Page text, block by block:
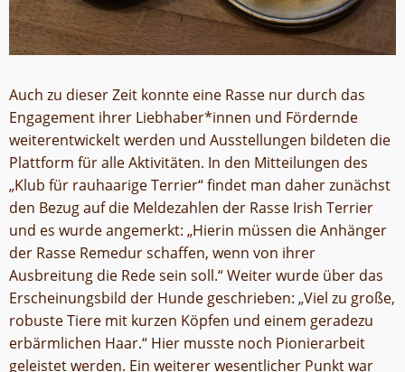
Auch zu dieser Zeit konnte eine Rasse nur durch das
Engagement ihrer Liebhaber*innen und Fördernde
weiterentwickelt werden und Ausstellungen bildeten die
Plattform für alle Aktivitäten. In den Mitteilungen des
„Klub für rauhaarige Terrier“ findet man daher zunächst
den Bezug auf die Meldezahlen der Rasse Irish Terrier
und es wurde angemerkt: „Hierin müssen die Anhänger
der Rasse Remedur schaffen, wenn von ihrer
Ausbreitung die Rede sein soll.“ Weiter wurde über das
Erscheinungsbild der Hunde geschrieben: „Viel zu große,
robuste Tiere mit kurzen Köpfen und einem geradezu
erbärmlichen Haar.“ Hier musste noch Pionierarbeit
geleistet werden. Ein weiterer wesentlicher Punkt war